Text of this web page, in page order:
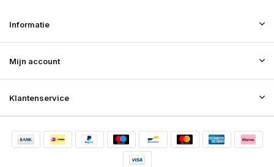
Klantenservice
Mijn account
Informatie